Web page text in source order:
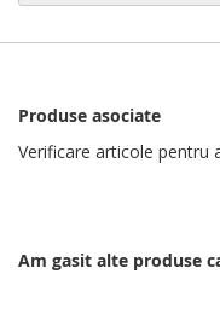
Produse asociate
Verificare articole pentru
Am gasit alte produse